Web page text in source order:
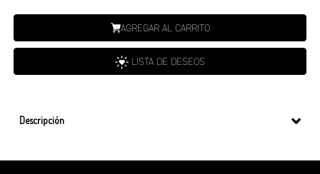
AGREGAR AL CARRITO
LISTA DE DESEOS
Descripción